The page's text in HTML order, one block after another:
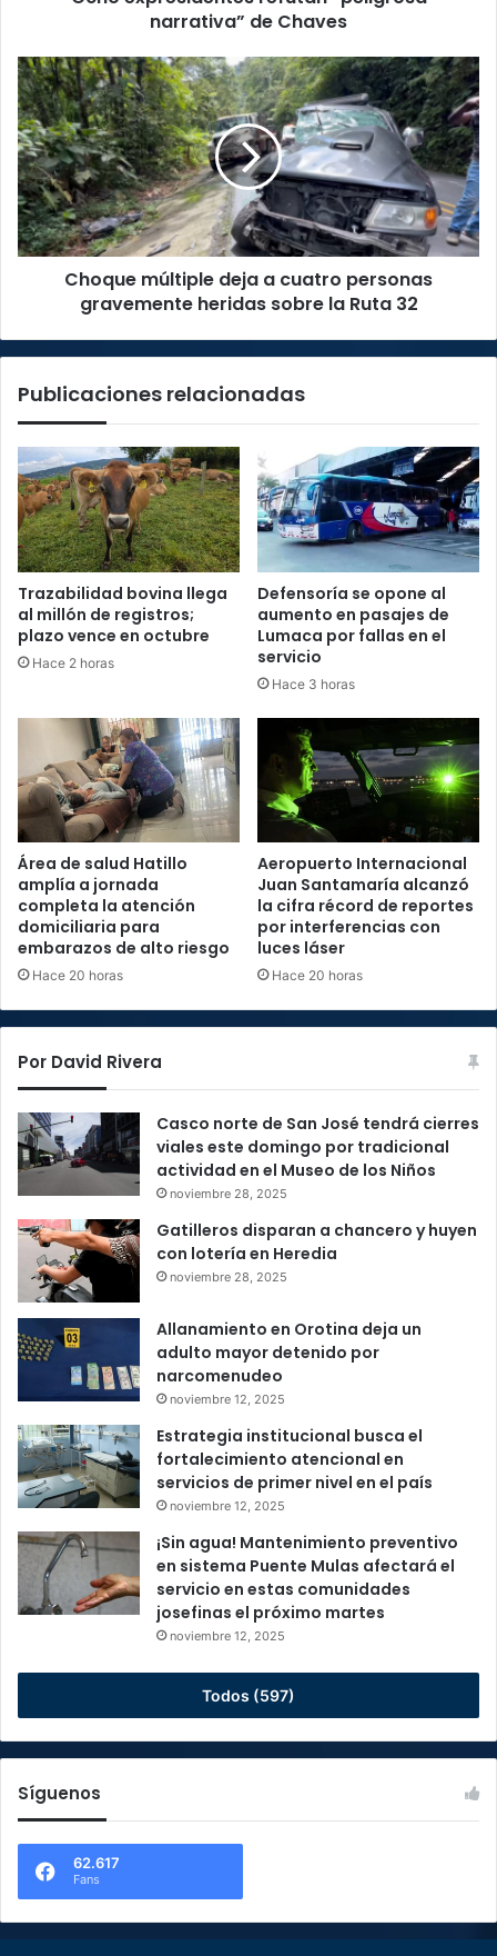
narrativa” de Chaves
Choque
múltiple
deja
a
cuatro
personas
gravemente
heridas
sobre
Choque múltiple deja a cuatro personas
gravemente heridas sobre la Ruta 32
Publicaciones relacionadas
Trazabilidad bovina llega
al millón de registros;
plazo vence en octubre
Hace 2 horas
Defensoría se opone al
aumento en pasajes de
Lumaca por fallas en el
servicio
Hace 3 horas
Área de salud Hatillo
amplía a jornada
completa la atención
domiciliaria para
embarazos de alto riesgo
Hace 20 horas
Aeropuerto Internacional
Juan Santamaría alcanzó
la cifra récord de reportes
por interferencias con
luces láser
Hace 20 horas
Por David Rivera
Casco norte de San José tendrá cierres
viales este domingo por tradicional
actividad en el Museo de los Niños
noviembre 28, 2025
Gatilleros disparan a chancero y huyen
con lotería en Heredia
noviembre 28, 2025
Allanamiento en Orotina deja un
adulto mayor detenido por
narcomenudeo
noviembre 12, 2025
Estrategia institucional busca el
fortalecimiento atencional en
servicios de primer nivel en el país
noviembre 12, 2025
¡Sin agua! Mantenimiento preventivo
en sistema Puente Mulas afectará el
servicio en estas comunidades
josefinas el próximo martes
noviembre 12, 2025
Todos (597)
Síguenos
62.617
Fans